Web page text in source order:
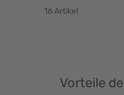
16Artikel
Vorteile